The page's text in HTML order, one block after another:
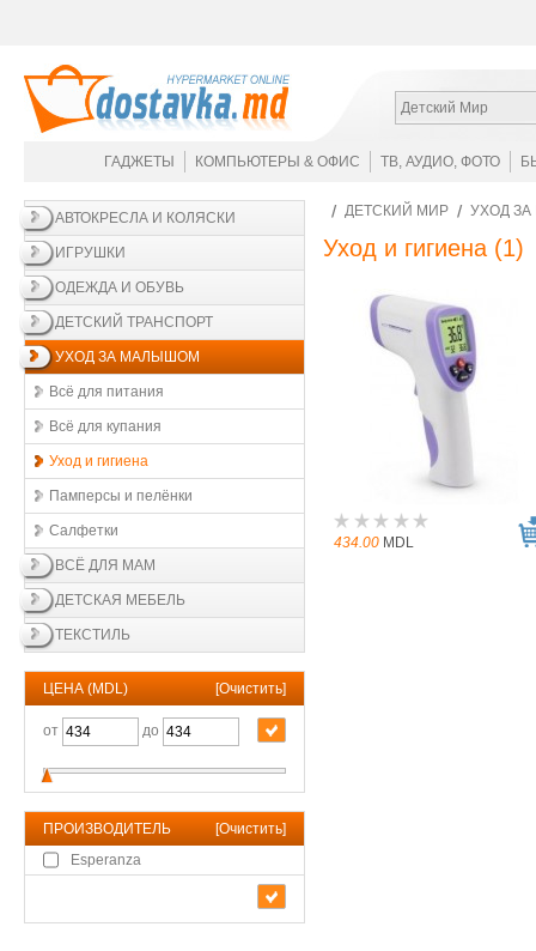
Детский Мир
ГАДЖЕТЫ КОМПЬЮТЕРЫ & ОФИС ТВ, АУДИО, ФОТО
АВТОКРЕСЛА И КОЛЯСКИ
ИГРУШКИ
ОДЕЖДА И ОБУВЬ
ДЕТСКИЙ ТРАНСПОРТ
УХОД ЗА МАЛЫШОМ
Всё для питания
Всё для купания
Уход и гигиена
Памперсы и пелёнки
Салфетки
ВСЁ ДЛЯ МАМ
ДЕТСКАЯ МЕБЕЛЬ
ТЕКСТИЛЬ
ЦЕНА (MDL) [Очистить]
от до
ПРОИЗВОДИТЕЛЬ [Очистить]
Esperanza
ДЕТСКИЙ МИР УХОД
Уход и гигиена (1)
434.00 MDL